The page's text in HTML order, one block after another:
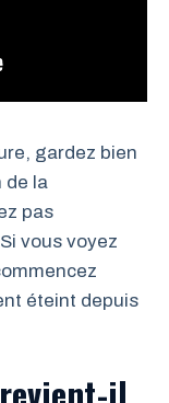
gardez bien
de la
pas
vous voyez
éteint depuis
il